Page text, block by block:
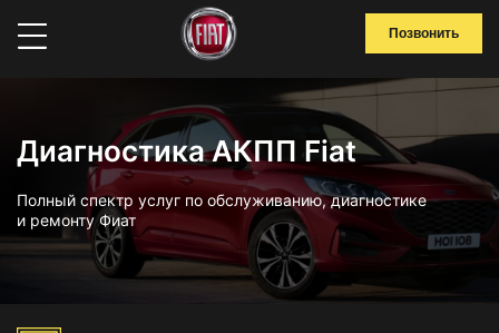
Позвонить
Диагностика АКПП Fiat
Полный спектр услуг по обслуживанию, диагностике
и ремонту Фиат